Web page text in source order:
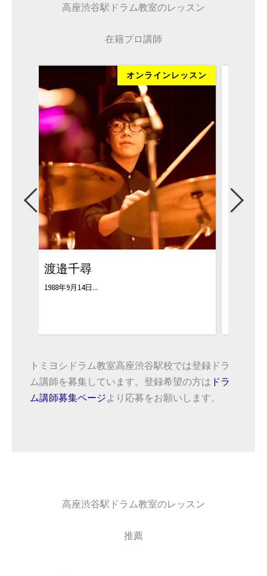
高座渋谷駅ドラム教室のレッスン
在籍プロ講師
オンラインレッスン
遠藤徳光
1996年 AN M...
トミヨシドラム教室高座渋谷駅校では登録ドラ
ム講師を募集しています。登録希望の方は ドラ
ム講師募集ページより応募をお願いします。
高座渋谷駅ドラム教室のレッスン
推薦